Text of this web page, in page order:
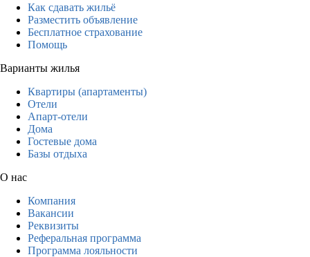
Как сдавать жильё
Разместить объявление
Бесплатное страхование
Помощь
Варианты жилья
Квартиры (апартаменты)
Отели
Апарт-отели
Дома
Гостевые дома
Базы отдыха
О нас
Компания
Вакансии
Реквизиты
Реферальная программа
Программа лояльности